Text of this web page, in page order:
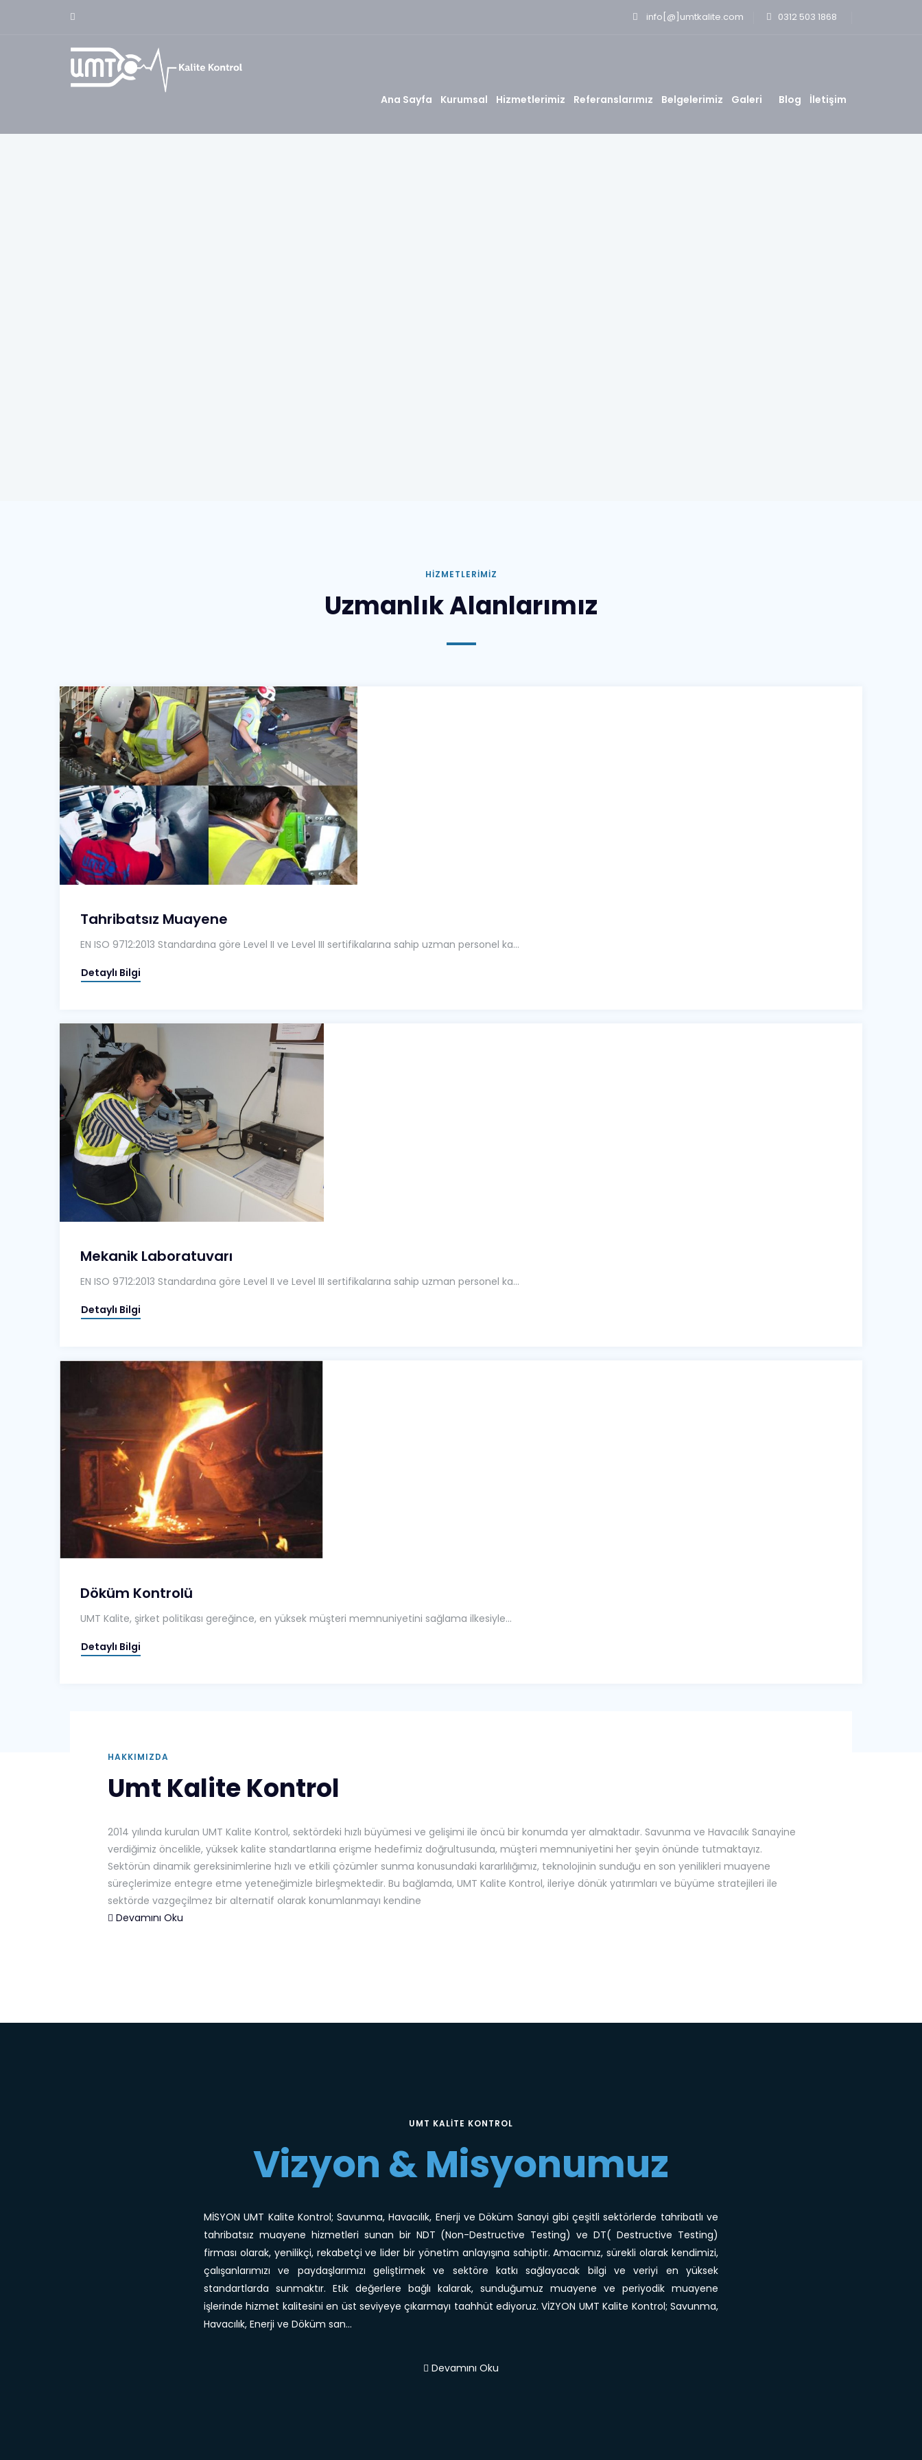
info[@]umtkalite.com 0312 503 1868
Ana Sayfa Kurumsal Hizmetlerimiz Referanslarımız Belgelerimiz Galeri Blog İletişim
HIZMETLERIMIZ
Uzmanlık Alanlarımız
Tahribatsız Muayene
EN ISO 9712:2013 Standardına göre Level II ve Level III sertifikalarına sahip uzman personel ka...
Detaylı Bilgi
Mekanik Laboratuvarı
EN ISO 9712:2013 Standardına göre Level II ve Level III sertifikalarına sahip uzman personel ka...
Detaylı Bilgi
Döküm Kontrolü
UMT Kalite, şirket politikası gereğince, en yüksek müşteri memnuniyetini sağlama ilkesiyle...
Detaylı Bilgi
HAKKIMIZDA
Umt Kalite Kontrol
2014 yılında kurulan UMT Kalite Kontrol, sektördeki hızlı büyümesi ve gelişimi ile öncü bir konumda yer almaktadır. Savunma ve Havacılık Sanayine
verdiğimiz öncelikle, yüksek kalite standartlarına erişme hedefimiz doğrultusunda, müşteri memnuniyetini her şeyin önünde tutmaktayız.
Sektörün dinamik gereksinimlerine hızlı ve etkili çözümler sunma konusundaki kararlılığımız, teknolojinin sunduğu en son yenilikleri muayene
süreçlerimize entegre etme yeteneğimizle birleşmektedir. Bu bağlamda, UMT Kalite Kontrol, ileriye dönük yatırımları ve büyüme stratejileri ile
sektörde vazgeçilmez bir alternatif olarak konumlanmayı kendine
Devamını Oku
UMT KALİTE KONTROL
Vizyon & Misyonumuz
MİSYON UMT Kalite Kontrol; Savunma, Havacılık, Enerji ve Döküm Sanayi gibi çeşitli sektörlerde tahribatlı ve
tahribatsız muayene hizmetleri sunan bir NDT (Non-Destructive Testing) ve DT( Destructive Testing)
firması olarak, yenilikçi, rekabetçi ve lider bir yönetim anlayışına sahiptir. Amacımız, sürekli olarak kendimizi,
çalışanlarımızı ve paydaşlarımızı geliştirmek ve sektöre katkı sağlayacak bilgi ve veriyi en yüksek
standartlarda sunmaktır. Etik değerlere bağlı kalarak, sunduğumuz muayene ve periyodik muayene
işlerinde hizmet kalitesini en üst seviyeye çıkarmayı taahhüt ediyoruz. VİZYON UMT Kalite Kontrol; Savunma,
Havacılık, Enerji ve Döküm san...
Devamını Oku